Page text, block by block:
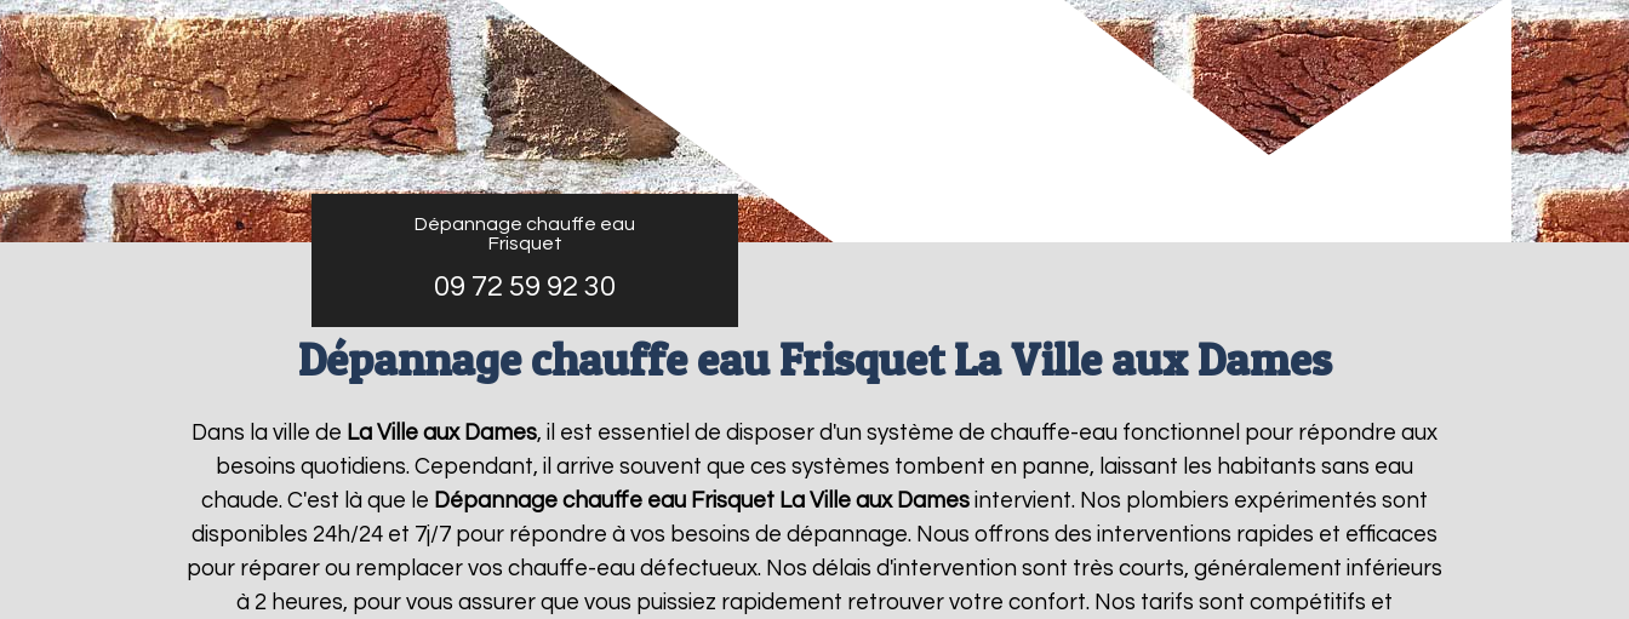
Dépannage chauffe eau
Frisquet
09 72 59 92 30
Dépannage chauffe eau Frisquet La Ville aux Dames
Dans la ville de La Ville aux Dames, il est essentiel de disposer d'un système de chauffe-eau fonctionnel pour répondre aux
besoins quotidiens. Cependant, il arrive souvent que ces systèmes tombent en panne, laissant les habitants sans eau
chaude. C'est là que le Dépannage chauffe eau Frisquet La Ville aux Dames intervient. Nos plombiers expérimentés sont
disponibles 24h/24 et 7j/7 pour répondre à vos besoins de dépannage. Nous offrons des interventions rapides et efficaces
pour réparer ou remplacer vos chauffe-eau défectueux. Nos délais d'intervention sont très courts, généralement inférieurs
à 2 heures, pour vous assurer que vous puissiez rapidement retrouver votre confort. Nos tarifs sont compétitifs et